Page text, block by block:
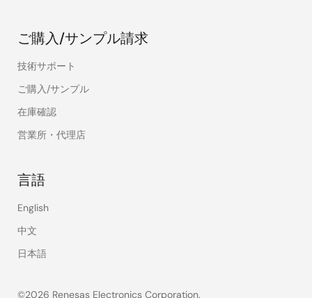
ご購入/サンプル請求
技術サポート
ご購入/サンプル
在庫確認
営業所・代理店
言語
English
中文
日本語
©2026 Renesas Electronics Corporation.